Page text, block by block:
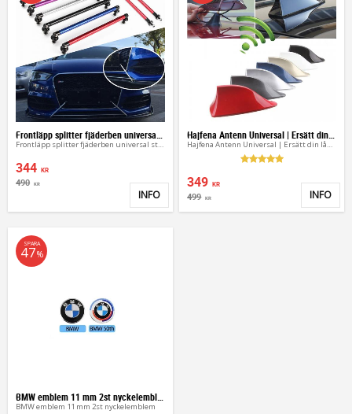
Frontläpp splitter fjäderben universal stång
344 KR
490 KR
Lägg till i favoriter
INFO
Hajfena Antenn Universal | Ersätt din långa antenn
349 KR
499 KR INFO
BMW emblem 11 mm 2st nyckelemblem
SPARA
47%